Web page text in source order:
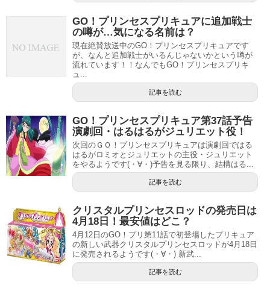
GO！プリンセスプリキュアに追加戦士
の噂が…気になる名前は？
現在絶賛放送中のGO！プリンセスプリキュアです
が、なんと追加戦士がいるんじゃないかという噂が
流れています！！なんでもGO！プリンセスプリキ
ュ...
記事を読む
GO！プリンセスプリキュア第37話予告
演劇回・はるはるがジュリエット役！
次回のＧＯ！プリンセスプリキュアは演劇回ではる
はるがロミオとジュリエットの主役・ジュリエット
をやるようです(・∀・)予告を見る限り、結構はる...
記事を読む
クリスタルプリンセスロッドの発売日は
4月18日！最安値はどこ？
4月12日のGO！プリ第11話で初登場したプリキュア
の新しい武器クリスタルプリンセスロッドが4月18日
に発売されるようです(・∀・) 新武...
記事を読む